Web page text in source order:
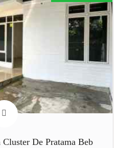
De Pratama Beb